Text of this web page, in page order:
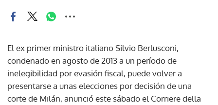
El ex primer ministro italiano Silvio Berlusconi,
condenado en agosto de 2013 a un período de
inelegibilidad por evasión fiscal, puede volver a
presentarse a unas elecciones por decisión de una
corte de Milán, anunció este sábado el Corriere della